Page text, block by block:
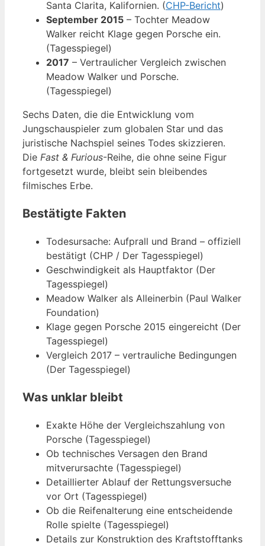
Santa Clarita, Kalifornien. (CHP-Bericht)
September 2015 – Tochter Meadow
Walker reicht Klage gegen Porsche ein.
(Tagesspiegel)
2017 – Vertraulicher Vergleich zwischen
Meadow Walker und Porsche.
(Tagesspiegel)
Sechs Daten, die die Entwicklung vom
Jungschauspieler zum globalen Star und das
juristische Nachspiel seines Todes skizzieren.
Die Fast & Furious-Reihe, die ohne seine Figur
fortgesetzt wurde, bleibt sein bleibendes
filmisches Erbe.
Bestätigte Fakten
Todesursache: Aufprall und Brand – offiziell
bestätigt (CHP / Der Tagesspiegel)
Geschwindigkeit als Hauptfaktor (Der
Tagesspiegel)
Meadow Walker als Alleinerbin (Paul Walker
Foundation)
Klage gegen Porsche 2015 eingereicht (Der
Tagesspiegel)
Vergleich 2017 – vertrauliche Bedingungen
(Der Tagesspiegel)
Was unklar bleibt
Exakte Höhe der Vergleichszahlung von
Porsche (Tagesspiegel)
Ob technisches Versagen den Brand
mitverursachte (Tagesspiegel)
Detaillierter Ablauf der Rettungsversuche
vor Ort (Tagesspiegel)
Ob die Reifenalterung eine entscheidende
Rolle spielte (Tagesspiegel)
Details zur Konstruktion des Kraftstofftanks